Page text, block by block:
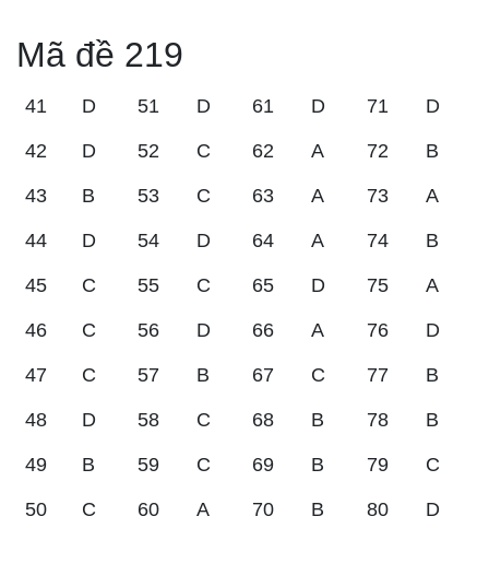
Mã đề 219
41 D 51 D 61 D 71 D
42 D 52 C 62 A 72 B
43 B 53 C 63 A 73 A
44 D 54 D 64 A 74 B
45 C 55 C 65 D 75 A
46 C 56 D 66 A 76 D
47 C 57 B 67 C 77 B
48 D 58 C 68 B 78 B
49 B 59 C 69 B 79 C
50 C 60 A 70 B 80 D